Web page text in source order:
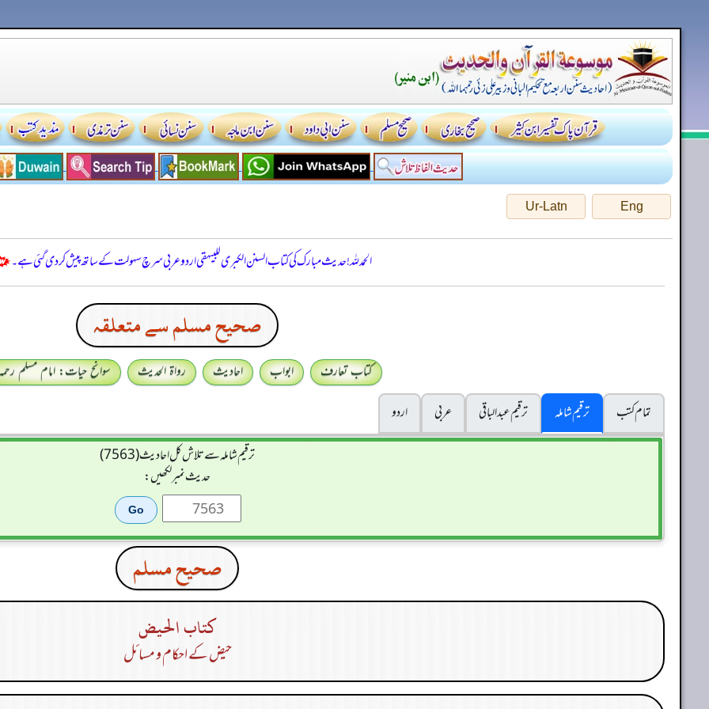
Eng
Ur-Latn
الحمدللہ! حدیث مبارک کی کتاب السنن الكبرى للبيهقي اردو عربی سرچ سہولت کے ساتھ پیش کر دی گئی ہے۔
صحيح مسلم سے متعلقہ
کتاب تعارف ابواب احادیث رواۃ الحدیث
سوانح حیات: امام مسلم
تمام کتب
ترقیم شاملہ ترقيم عبدالباقی عربی
اردو
ترقیم شاملہ سے تلاش کل احادیث (7563)
حدیث نمبر لکھیں:
صحيح مسلم
كتاب الحيض
حیض کے احکام و مسائل